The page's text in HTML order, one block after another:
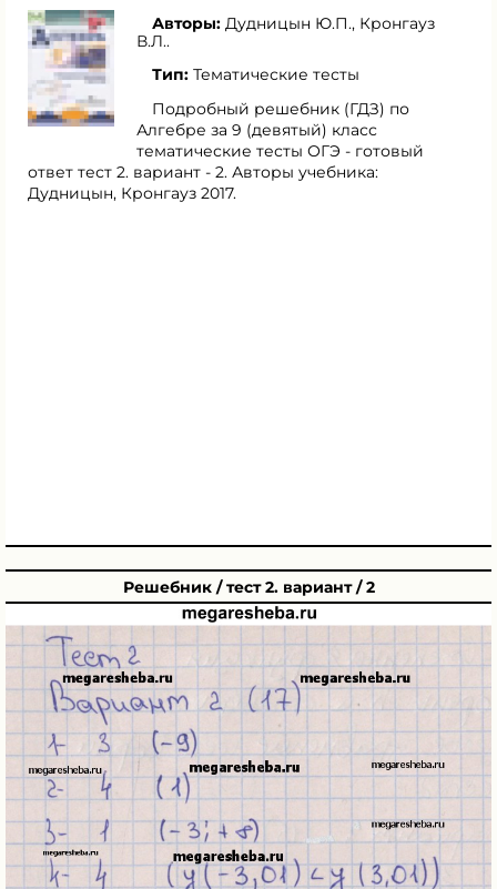
Авторы: Дудницын Ю.П., Кронгауз
В.Л..
Тип: Тематические тесты
Подробный решебник (ГДЗ) по
Алгебре за 9 (девятый) класс
тематические тесты ОГЭ - готовый
ответ тест 2. вариант - 2. Авторы учебника:
Дудницын, Кронгауз 2017.
Решебник / тест 2. вариант / 2